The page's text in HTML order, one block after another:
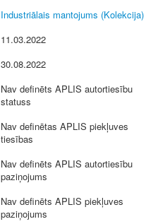
Industriālais mantojums (Kolekcija)
11.03.2022
30.08.2022
Nav definēts APLIS autortiesību
statuss
Nav definētas APLIS piekļuves
tiesības
Nav definēts APLIS autortiesību
paziņojums
Nav definēts APLIS piekļuves
paziņojums